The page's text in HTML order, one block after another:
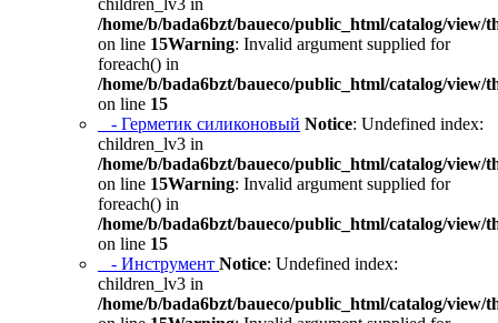
children_lv3 in
/home/b/bada6bzt/baueco/public_html/catalog/view/
on line 15Warning: Invalid argument supplied for
foreach() in
/home/b/bada6bzt/baueco/public_html/catalog/view/
on line 15
- Герметик силиконовый Notice: Undefined index:
children_lv3 in
/home/b/bada6bzt/baueco/public_html/catalog/view/
on line 15Warning: Invalid argument supplied for
foreach() in
/home/b/bada6bzt/baueco/public_html/catalog/view/
on line 15
- Инструмент Notice: Undefined index:
children_lv3 in
/home/b/bada6bzt/baueco/public_html/catalog/view/